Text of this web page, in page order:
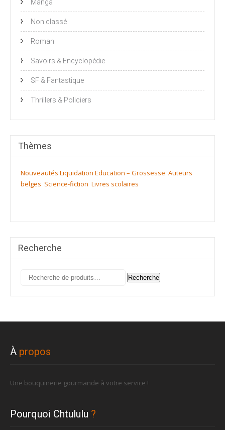
Manga
Non classé
Roman
Savoirs & Encyclopédie
SF & Fantastique
Thrillers & Policiers
Thèmes
Nouveautés Liquidation Education – Grossesse Auteurs
belges Science-fiction Livres scolaires
Recherche
Recherche
Recherche
À propos
Une bouquinerie gourmande à votre service !
Pourquoi Chtululu ?